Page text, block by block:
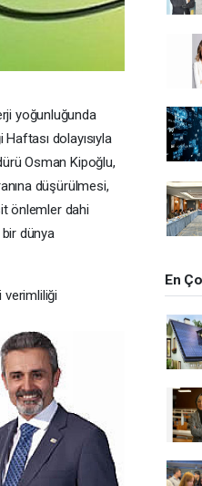
yoğunluğunda
dolayısıyla
Osman Kipoğlu,
düşürülmesi,
önlemler dahi
bir dünya
verimliliği
En